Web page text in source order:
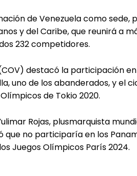
de Venezuela como sede,
y del Caribe, que reunirá a
232 competidores.
destacó la participación
uno de los abanderados, y el
de Tokio 2020.
Rojas, plusmarquista
no participaría en los
Juegos Olímpicos París 2024.